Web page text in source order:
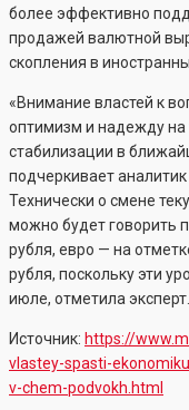
более эффективно
продажей валютной
скопления в
«Внимание властей к
оптимизм и надежду на
стабилизации в
подчеркивает
Технически о смене
можно будет говорить
рубля, евро — на
рубля, поскольку эти
июле, отметила эксперт.
Источник: https://
vlastey-spasti-
v-chem-podvokh.html